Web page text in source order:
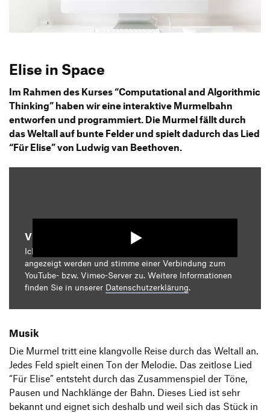
Produktgestaltung B.A.
Strategische Gestaltung M.A.
Elise in Space
Im Rahmen des Kurses “Computational and Algorithmic
Thinking” haben wir eine interaktive Murmelbahn
entworfen und programmiert. Die Murmel fällt durch
das Weltall auf bunte Felder und spielt dadurch das Lied
“Für Elise” von Ludwig van Beethoven.
Video starten
Ich bin damit einverstanden, dass mir die Medieninhalte
angezeigt werden und stimme einer Verbindung zum
YouTube- bzw. Vimeo-Server zu. Weitere Informationen
finden Sie in unserer Datenschutzerklärung.
Musik
Die Murmel tritt eine klangvolle Reise durch das Weltall an.
Jedes Feld spielt einen Ton der Melodie. Das zeitlose Lied
“Für Elise” entsteht durch das Zusammenspiel der Töne,
Pausen und Nachklänge der Bahn. Dieses Lied ist sehr
bekannt und eignet sich deshalb und weil sich das Stück in